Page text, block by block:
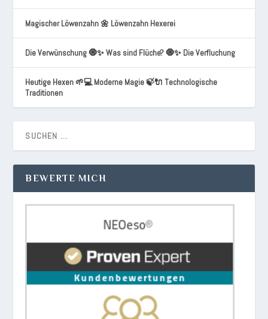
Magischer Löwenzahn 🌼 Löwenzahn Hexerei
Die Verwünschung 🧿✨ Was sind Flüche? 🧿✨ Die Verfluchung
Heutige Hexen 🌱💻 Moderne Magie 🍃🔌 Technologische
Traditionen
BEWERTE MICH